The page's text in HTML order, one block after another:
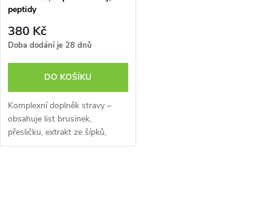
p
r
o
d
u
p
r
d
u
peptidy
380 Kč
Doba dodání je 28 dnů
DO KOŠÍKU
Komplexní doplněk stravy –
obsahuje list brusinek,
přesličku, extrakt ze šípků,
extrakt z rozmarýnu, extrakt